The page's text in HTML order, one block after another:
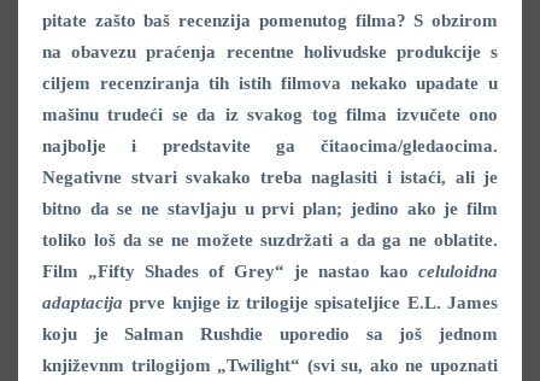
pitate zašto baš recenzija pomenutog filma? S obzirom
na obavezu praćenja recentne holivudske produkcije s
ciljem recenziranja tih istih filmova nekako upadate u
mašinu trudeći se da iz svakog tog filma izvučete ono
najbolje i predstavite ga čitaocima/gledaocima.
Negativne stvari svakako treba naglasiti i istaći, ali je
bitno da se ne stavljaju u prvi plan; jedino ako je film
toliko loš da se ne možete suzdržati a da ga ne oblatite.
Film „Fifty Shades of Grey“ je nastao kao celuloidna
adaptacijaprve knjige iz trilogije spisateljice E.L. James
koju je Salman Rushdie uporedio sa još jednom
književnm trilogijom „Twilight“ (svi su, ako ne upoznati